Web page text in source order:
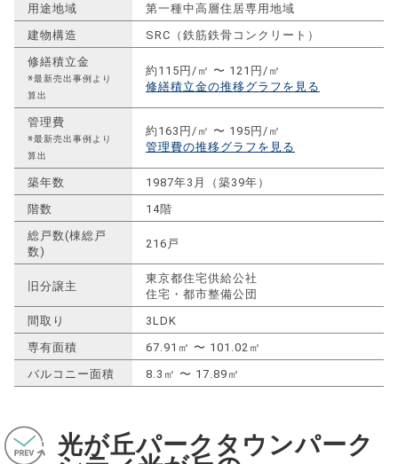
用途地域
第一種中高層住居専用地域
建物構造
SRC（鉄筋鉄骨コンクリート）
修繕積立金
※最新売出事例より
算出
約115円/㎡ 〜 121円/㎡
修繕積立金の推移グラフを見る
管理費
※最新売出事例より
算出
約163円/㎡ 〜 195円/㎡
管理費の推移グラフを見る
築年数
1987年3月（築39年）
階数
14階
総戸数(棟総戸
数)
216戸
旧分譲主
東京都住宅供給公社
住宅・都市整備公団
間取り
3LDK
専有面積
67.91㎡ 〜 101.02㎡
バルコニー面積
8.3㎡ 〜 17.89㎡
光が丘パークタウンパーク